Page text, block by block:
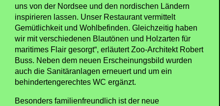
uns von der Nordsee und den nordischen Ländern
inspirieren lassen. Unser Restaurant vermittelt
Gemütlichkeit und Wohlbefinden. Gleichzeitig haben
wir mit verschiedenen Blautönen und Holzarten für
maritimes Flair gesorgt“, erläutert Zoo-Architekt Robert
Buss. Neben dem neuen Erscheinungsbild wurden
auch die Sanitäranlagen erneuert und um ein
behindertengerechtes WC ergänzt.
Besonders familienfreundlich ist der neue